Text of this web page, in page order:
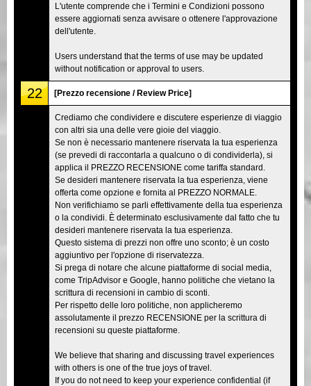
L'utente comprende che i Termini e Condizioni possono
essere aggiornati senza avvisare o ottenere l'approvazione
dell'utente.
Users understand that the terms of use may be updated
without notification or approval to users.
22 [Prezzo recensione / Review Price]
Crediamo che condividere e discutere esperienze di viaggio
con altri sia una delle vere gioie del viaggio.
Se non è necessario mantenere riservata la tua esperienza
(se prevedi di raccontarla a qualcuno o di condividerla), si
applica il PREZZO RECENSIONE come tariffa standard.
Se desideri mantenere riservata la tua esperienza, viene
offerta come opzione e fornita al PREZZO NORMALE.
Non verifichiamo se parli effettivamente della tua esperienza
o la condividi. È determinato esclusivamente dal fatto che tu
desideri mantenere riservata la tua esperienza.
Questo sistema di prezzi non offre uno sconto; è un costo
aggiuntivo per l'opzione di riservatezza.
Si prega di notare che alcune piattaforme di social media,
come TripAdvisor e Google, hanno politiche che vietano la
scrittura di recensioni in cambio di sconti.
Per rispetto delle loro politiche, non applicheremo
assolutamente il prezzo RECENSIONE per la scrittura di
recensioni su queste piattaforme.
We believe that sharing and discussing travel experiences
with others is one of the true joys of travel.
If you do not need to keep your experience confidential (if